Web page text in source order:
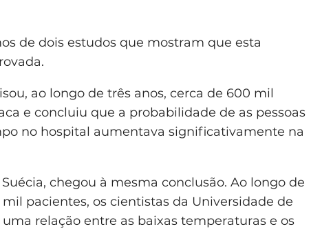
de dois estudos que mostram que esta
ao longo de três anos, cerca de 600 mil
e concluiu que a probabilidade de as pessoas
no hospital aumentava significativamente na
chegou à mesma conclusão. Ao longo de
pacientes, os cientistas da Universidade de
relação entre as baixas temperaturas e os